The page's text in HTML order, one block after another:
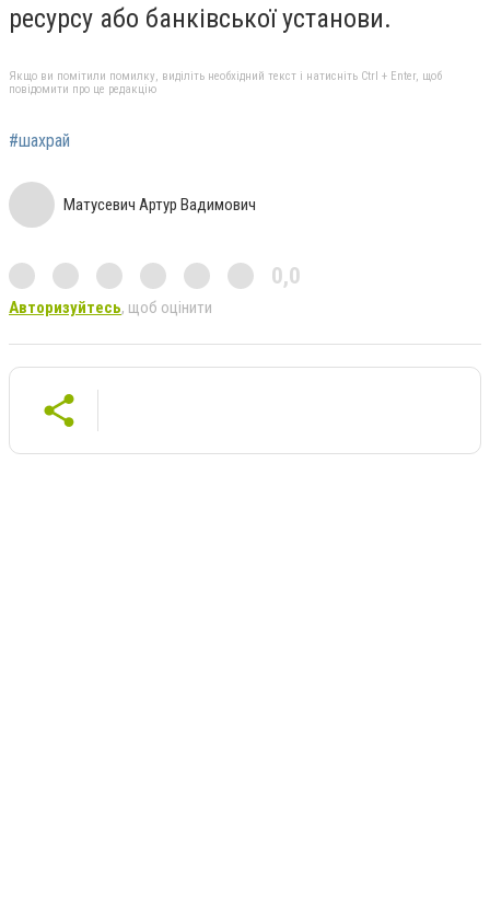
ресурсу або банківської установи.
Якщо ви помітили помилку, виділіть необхідний текст і натисніть Ctrl + Enter, щоб
повідомити про це редакцію
#шахрай
Матусевич Артур Вадимович
0,0
Авторизуйтесь, щоб оцінити